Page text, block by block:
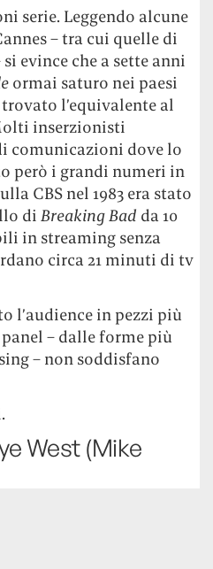
serie. Leggendo alcune
– tra cui quelle di
evince che a sette anni
ormai saturo nei paesi
l’equivalente al
inserzionisti
comunicazioni dove lo
però i grandi numeri in
CBS nel 1983 era stato
di Breaking Bad da 10
in streaming senza
circa 21 minuti di tv
l’audience in pezzi più
– dalle forme più
– non soddisfano
West (Mike